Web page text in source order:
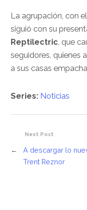
La agrupación, con
siguió con su
Reptilectric, que
seguidores, quienes
a sus casas
Series: Noticias
Next Post
←
A descargar lo
Trent Reznor